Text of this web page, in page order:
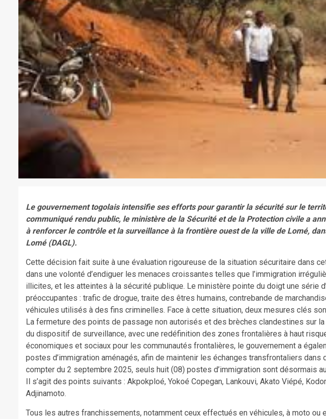
Le gouvernement togolais intensifie ses efforts pour garantir la sécurité sur le
communiqué rendu public, le ministère de la Sécurité et de la Protection civile a
à renforcer le contrôle et la surveillance à la frontière ouest de la ville de Lomé,
Lomé (DAGL).
Cette décision fait suite à une évaluation rigoureuse de la situation sécuritaire dans
dans une volonté d’endiguer les menaces croissantes telles que l’immigration
illicites, et les atteintes à la sécurité publique. Le ministère pointe du doigt une série
préoccupantes : trafic de drogue, traite des êtres humains, contrebande de
véhicules utilisés à des fins criminelles. Face à cette situation, deux mesures clés
La fermeture des points de passage non autorisés et des brèches clandestines sur
du dispositif de surveillance, avec une redéfinition des zones frontalières à haut
économiques et sociaux pour les communautés frontalières, le gouvernement a
postes d’immigration aménagés, afin de maintenir les échanges transfrontaliers
compter du 2 septembre 2025, seuls huit (08) postes d’immigration sont désormais
Il s’agit des points suivants : Akpokploé, Yokoé Copegan, Lankouvi, Akato Viépé,
Adjinamoto.
Tous les autres franchissements, notamment ceux effectués en véhicules, à moto ou